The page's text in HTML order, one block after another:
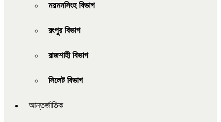
ময়মনসিংহ বিভাগ
রংপুর বিভাগ
রাজশাহী বিভাগ
সিলেট বিভাগ
আন্তর্জাতিক